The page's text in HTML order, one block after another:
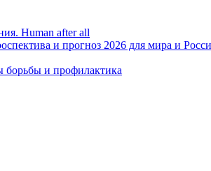
Human after all
и прогноз 2026 для мира и
борьбы и профилактика